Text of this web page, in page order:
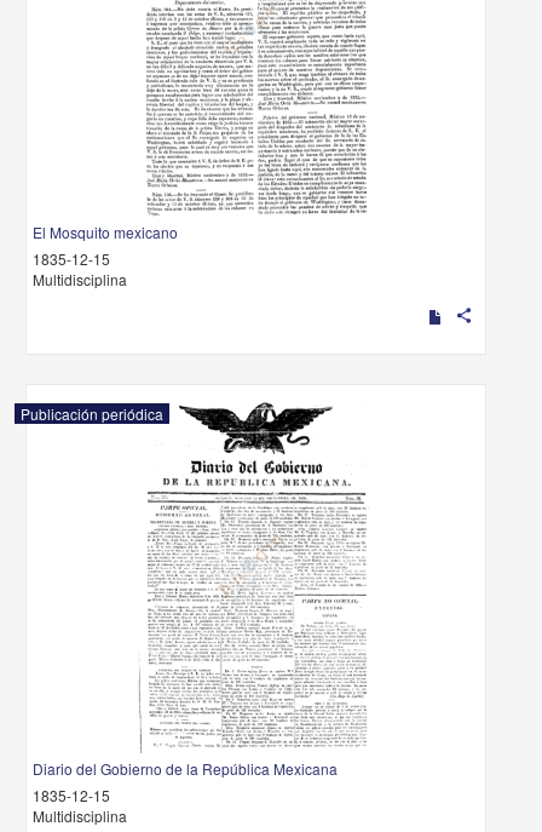
El Mosquito mexicano
1835-12-15
Multidisciplina
share
Publicación periódica
Diario del Gobierno de la República Mexicana
1835-12-15
Multidisciplina